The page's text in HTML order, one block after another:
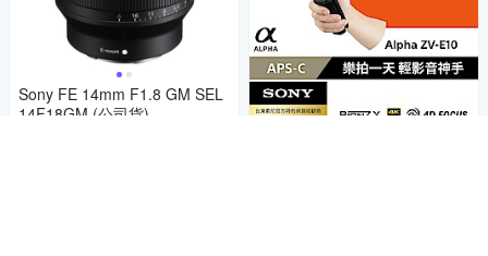
Sony FE 14mm F1.8 GM SEL
14F18GM (公司貨)